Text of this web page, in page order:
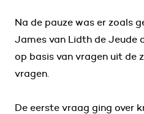
Na de pauze was er zoals
James van Lidth de Jeude
op basis van vragen uit de
vragen.
De eerste vraag ging over